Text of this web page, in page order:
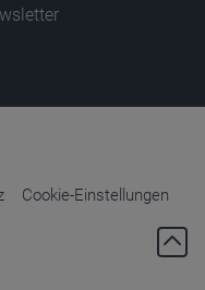
Cookie-Einstellungen